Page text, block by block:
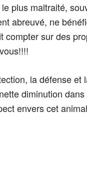
plus maltraité,
abreuvé, ne bénéfi
compter sur des
la défense et
diminution
envers cet